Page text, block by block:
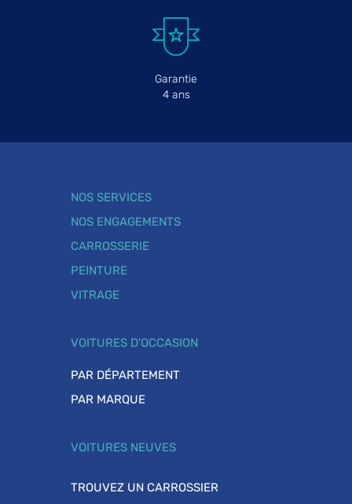
Garantie
4 ans
NOS SERVICES
NOS ENGAGEMENTS
CARROSSERIE
PEINTURE
VITRAGE
VOITURES D'OCCASION
PAR DÉPARTEMENT
PAR MARQUE
VOITURES NEUVES
TROUVEZ UN CARROSSIER